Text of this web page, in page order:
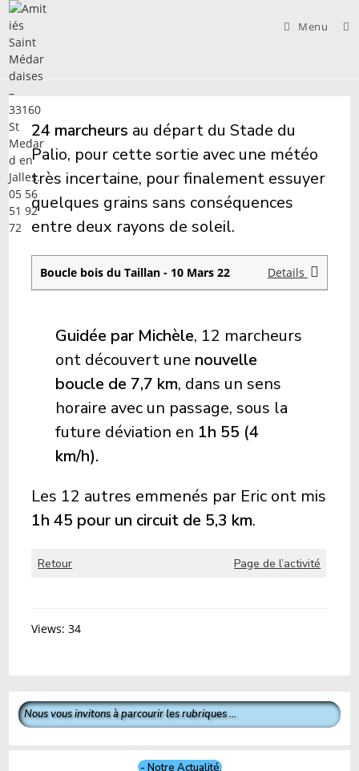
Skip
content
Menu
24 marcheurs au départ du Stade du
Palio, pour cette sortie avec une météo
très incertaine, pour finalement essuyer
quelques grains sans conséquences
entre deux rayons de soleil.
Details
Boucle bois du Taillan - 10 Mars 22
Guidée par Michèle, 12 marcheurs
ont découvert une nouvelle
boucle de 7,7 km, dans un sens
horaire avec un passage, sous la
future déviation en 1h 55 (4
km/h).
Les 12 autres emmenés par Eric ont mis
1h 45 pour un circuit de 5,3 km.
Retour Page de l’activité
Views: 34
Nous vous invitons à parcourir les rubriques ...
- Notre Actualité.